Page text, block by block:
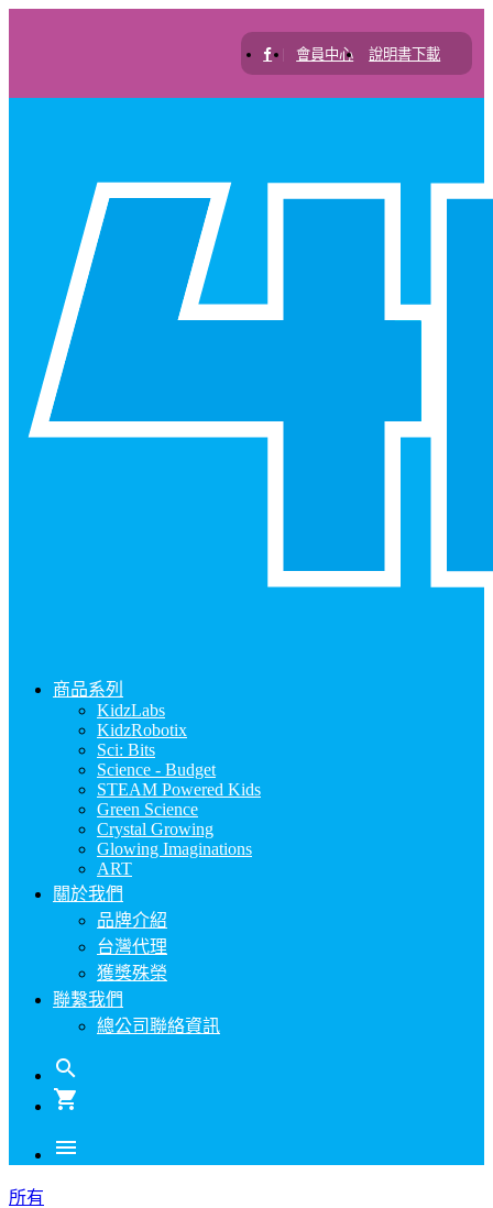
| 會員中心 說明書下載
商品系列
KidzLabs
KidzRobotix
Sci: Bits
Science - Budget
STEAM Powered Kids
Green Science
Crystal Growing
Glowing Imaginations
ART
關於我們
品牌介紹
台灣代理
獲獎殊榮
聯繫我們
總公司聯絡資訊
search
shopping_cart
menu
所有